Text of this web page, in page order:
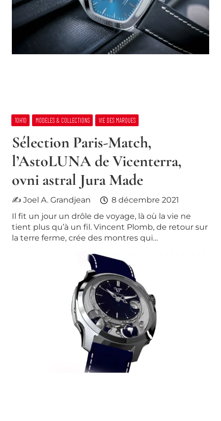
10H10 MODELES & COLLECTIONS VIE DES MARQUES
Sélection Paris-Match,
l’AstoLUNA de Vicenterra,
ovni astral Jura Made
✍ Joel A. Grandjean
8 décembre 2021
Il fit un jour un drôle de voyage, là où la vie ne
tient plus qu’à un fil. Vincent Plomb, de retour sur
la terre ferme, crée des montres qui…